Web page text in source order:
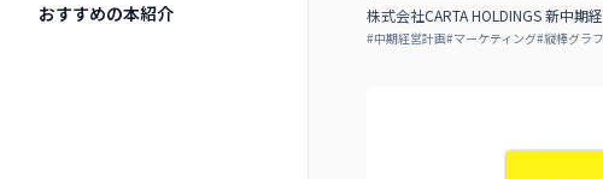
おすすめの本紹介 株式会社CARTA HOLDINGS 新中期
#中期経営計画#マーケティング#縦棒グラフ